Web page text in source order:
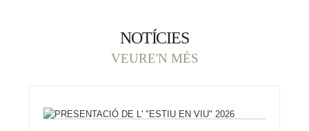
NOTÍCIES
VEURE'N MÉS